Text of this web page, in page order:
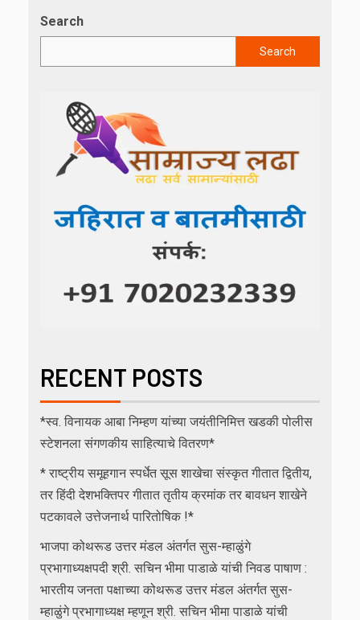
Search
Search
RECENT POSTS
*स्व. विनायक आबा निम्हण यांच्या जयंतीनिमित्त खडकी पोलीस
स्टेशनला संगणकीय साहित्याचे वितरण*
* राष्ट्रीय समूहगान स्पर्धेत सूस शाखेचा संस्कृत गीतात द्वितीय,
तर हिंदी देशभक्तिपर गीतात तृतीय क्रमांक तर बावधन शाखेने
पटकावले उत्तेजनार्थ पारितोषिक !*
भाजपा कोथरूड उत्तर मंडल अंतर्गत सुस-म्हाळुंगे
प्रभागाध्यक्षपदी श्री. सचिन भीमा पाडाळे यांची निवड पाषाण :
भारतीय जनता पक्षाच्या कोथरूड उत्तर मंडल अंतर्गत सुस-
म्हाळुंगे प्रभागाध्यक्ष म्हणून श्री. सचिन भीमा पाडाळे यांची